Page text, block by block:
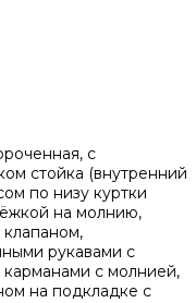
с
стойка (внутренний
по низу куртки
на молнию,
рукавами с
с молнией,
на подкладке с